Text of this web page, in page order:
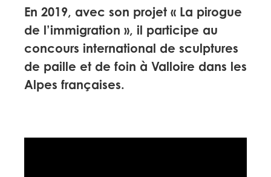
En 2019, avec son projet « La pirogue
de l’immigration », il participe au
concours international de sculptures
de paille et de foin à Valloire dans les
Alpes françaises.